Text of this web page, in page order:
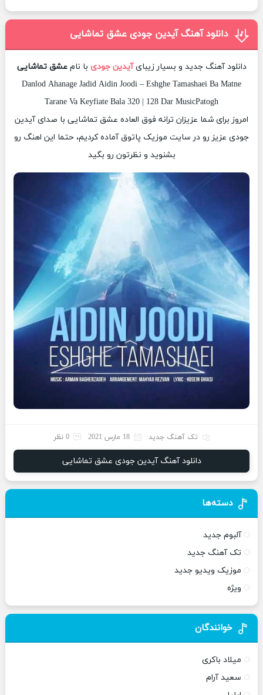
دانلود آهنگ آیدین جودی عشق تماشایی
دانلود آهنگ جدید و بسیار زیبایآیدین جودی با نامعشق تماشایی
Danlod Ahanage Jadid Aidin Joodi – Eshghe Tamashaei Ba Matne
Tarane Va Keyfiate Bala 320 | 128 Dar MusicPatogh
امروز برای شما عزیزان ترانه فوق العاده عشق تماشایی با صدای آیدین
جودی عزیز رو در سایت موزیک پاتوق آماده کردیم، حتما این اهنگ رو
بشنوید و نظرتون رو بگید
تک آهنگ جدید 18 مارس 2021 0 نظر
دانلود آهنگ آیدین جودی عشق تماشایی
دسته‌ها
آلبوم جدید
تک آهنگ جدید
موزیک ویدیو جدید
ویژه
خوانندگان
میلاد باکری
سعید آرام